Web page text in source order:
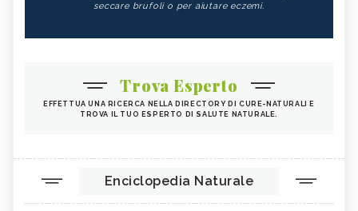
seccare brufoli o per aiutare eczemi.
Trova Esperto
EFFETTUA UNA RICERCA NELLA DIRECTORY DI CURE-NATURALI E
TROVA IL TUO ESPERTO DI SALUTE NATURALE.
Enciclopedia Naturale